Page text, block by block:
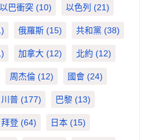
以巴衝突 (10) 以色列 (21)
俄羅斯 (15) 共和黨 (38)
加拿大 (12) 北約 (12)
周杰倫 (12) 國會 (24)
川普 (177) 巴黎 (13)
拜登 (64) 日本 (15)